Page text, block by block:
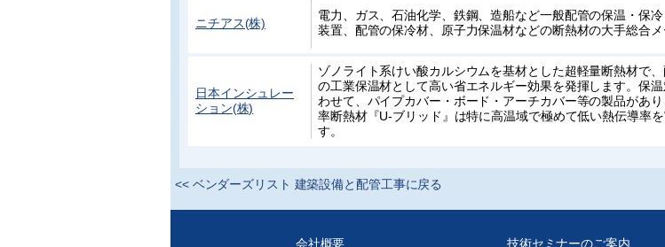
ニチアス(株)
電力、ガス、石油化学、鉄鋼、造船など一般配管の保温・保
装置、配管の保冷材、原子力保温材などの断熱材の大手総合
日本インシュレー
ション(株)
ゾノライト系けい酸カルシウムを基材とした超軽量断熱材で
の工業保温材として高い省エネルギー効果を発揮します。保
わせて、パイプカバー・ボード・アーチカバー等の製品があ
率断熱材『U-ブリッド』は特に高温域で極めて低い熱伝導率
す。
<< ベンダーズリスト 建築設備と配管工事に戻る
会社概要
技術セミナーのご案内